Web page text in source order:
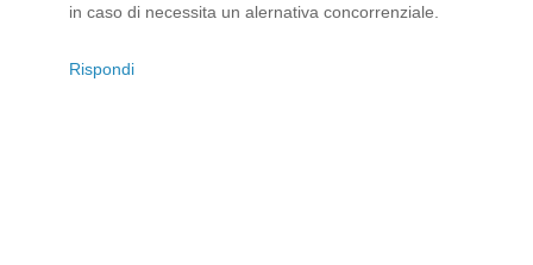
in caso di necessita un alernativa concorrenziale.
Rispondi